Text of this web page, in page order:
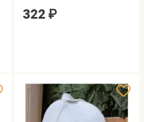
322 ₽